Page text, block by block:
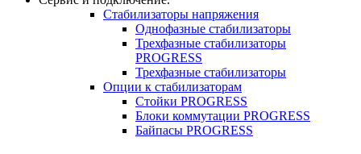
Стабилизаторы напряжения
Однофазные стабилизаторы
Трехфазные стабилизаторы
PROGRESS
Трехфазные стабилизаторы
Опции к стабилизаторам
Стойки PROGRESS
Блоки коммутации PROGRESS
Байпасы PROGRESS